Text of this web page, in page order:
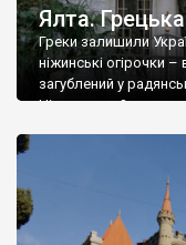
Ялта.
Греки залишили
ніжинські огірочки
загублений у
Ніжин греки?